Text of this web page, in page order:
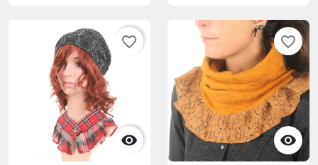

favorite_border

favorite_border